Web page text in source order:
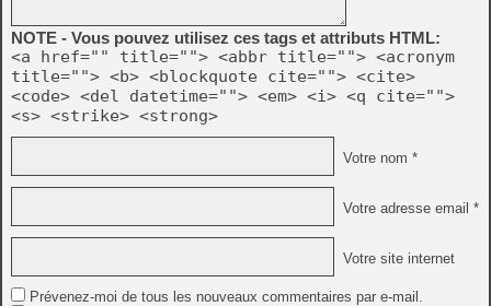
NOTE - Vous pouvez utilisez ces tags et attributs HTML:
<a href="" title=""> <abbr title=""> <acronym
title=""> <b> <blockquote cite=""> <cite>
<code> <del datetime=""> <em> <i> <q cite="">
<s> <strike> <strong>
Votre nom *
Votre adresse email *
Votre site internet
Prévenez-moi de tous les nouveaux commentaires par e-mail.